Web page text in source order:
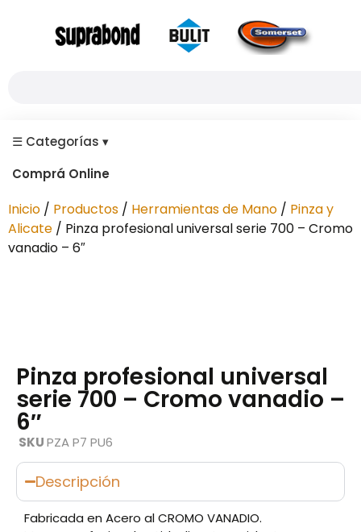
☰ Categorías ▾
Comprá Online
Inicio / Productos / Herramientas de Mano / Pinza y
Alicate / Pinza profesional universal serie 700 – Cromo
vanadio – 6″
Pinza profesional universal
serie 700 – Cromo vanadio –
6″
SKUPZA P7 PU6
Descripción
Fabricada en Acero al CROMO VANADIO.